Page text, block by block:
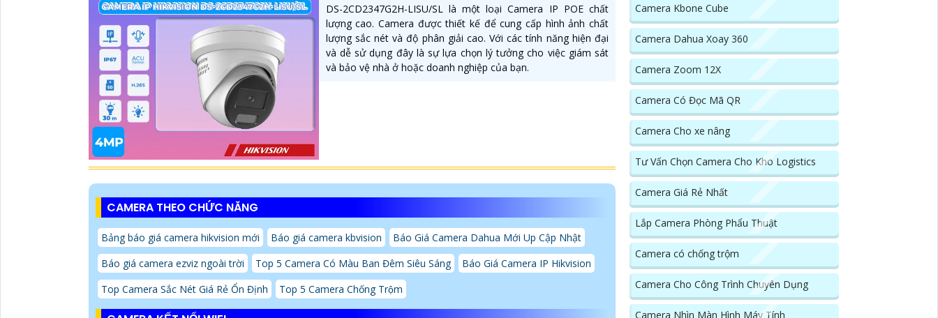
DS-2CD2347G2H-LISU/SL là một loại Camera IP POE chất
lượng cao. Camera được thiết kế để cung cấp hình ảnh chất
lượng sắc nét và độ phân giải cao. Với các tính năng hiện đại
và dễ sử dụng đây là sự lựa chọn lý tưởng cho việc giám sát
và bảo vệ nhà ở hoặc doanh nghiệp của bạn.
CAMERA THEO CHỨC NĂNG
Bảng báo giá camera hikvision mới Báo giá camera kbvision
Báo Giá Camera Dahua Mới Up Cập Nhật
Báo giá camera ezviz ngoài trời
Top 5 Camera Có Màu Ban Đêm Siêu Sáng
Báo Giá Camera IP Hikvision
Top Camera Sắc Nét Giá Rẻ Ổn Định
Top 5 Camera Chống Trộm
Camera Kbone Cube
Camera Dahua Xoay 360
Camera Zoom 12X
Camera Có Đọc Mã QR
Camera Cho xe nâng
Tư Vấn Chọn Camera Cho Kho Logistics
Camera Giá Rẻ Nhất
Lắp Camera Phòng Phẩu Thuật
Camera có chống trộm
Camera Cho Công Trình Chuyên Dụng
Camera Nhìn Màn Hình Máy Tính